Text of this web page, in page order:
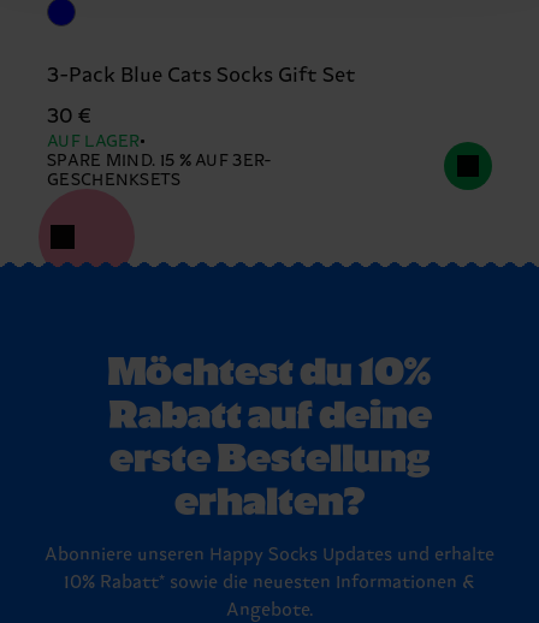
3-Pack Blue Cats Socks Gift Set
30 €
AUF LAGER
SPARE MIND. 15 % AUF 3ER-
GESCHENKSETS
Möchtest du 10%
Rabatt auf deine
erste Bestellung
erhalten?
Abonniere unseren Happy Socks Updates und erhalte
10% Rabatt* sowie die neuesten Informationen &
Angebote.